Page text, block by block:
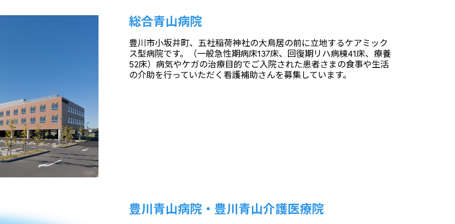
総合青山病院
豊川市小坂井町、五社稲荷神社の大鳥居の前に立地するケアミック
ス型病院です。（一般急性期病床137床、回復期リハ病棟41床、療養
52床）病気やケガの治療目的でご入院された患者さまの食事や生活
の介助を行っていただく看護補助さんを募集しています。
豊川青山病院・豊川青山介護医療院